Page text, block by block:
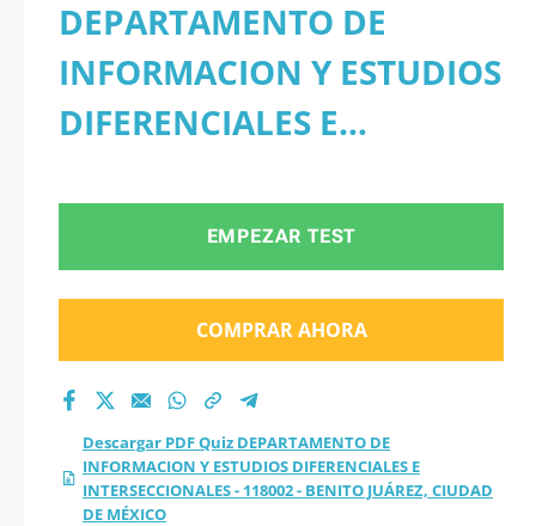
actualizado de
DEPARTAMENTO DE
INFORMACION Y
ESTUDIOS
DIFERENCIALES E
INTERSECCIONALES -
118002 - BENITO
JUÁREZ, CIUDAD DE
MÉXICO 2026?
DEPARTAMENTO DE
INFORMACION Y ESTUDIOS
DIFERENCIALES E
118002 - BENITO JUÁREZ,
CIUDAD DE MÉXICO
EMPEZAR TEST
COMPRAR AHORA
Descargar PDF Quiz DEPARTAMENTO DE
INFORMACION Y ESTUDIOS DIFERENCIALES E
INTERSECCIONALES - 118002 - BENITO JUÁREZ, CIUDAD
DE MÉXICO